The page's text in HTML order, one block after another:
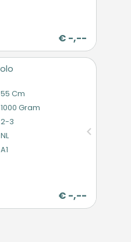
€ -,--
55 Cm
1000 Gram
2-3
NL
A1
€ -,--